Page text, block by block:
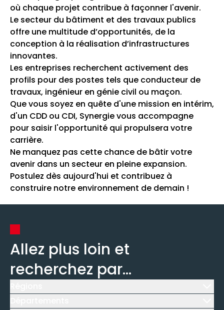
où chaque projet contribue à façonner l'avenir.
Le secteur du bâtiment et des travaux publics
offre une multitude d’opportunités, de la
conception à la réalisation d’infrastructures
innovantes.
Les entreprises recherchent activement des
profils pour des postes tels que conducteur de
travaux, ingénieur en génie civil ou maçon.
Que vous soyez en quête d'une mission en intérim,
d'un CDD ou CDI, Synergie vous accompagne
pour saisir l'opportunité qui propulsera votre
carrière.
Ne manquez pas cette chance de bâtir votre
avenir dans un secteur en pleine expansion.
Postulez dès aujourd'hui et contribuez à
construire notre environnement de demain !
Allez plus loin et
recherchez par...